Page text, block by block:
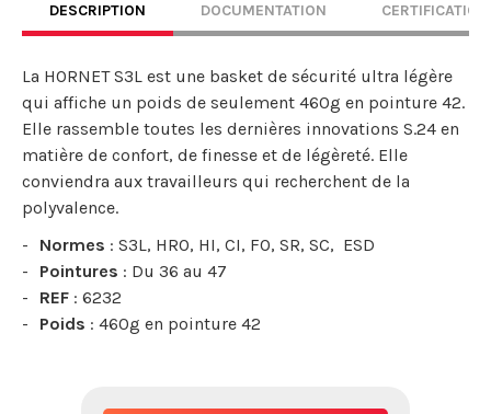
DESCRIPTION DOCUMENTATION CERTIFICATION
La HORNET S3L est une basket de sécurité ultra légère
qui affiche un poids de seulement 460g en pointure 42.
Elle rassemble toutes les dernières innovations S.24 en
matière de confort, de finesse et de légèreté. Elle
conviendra aux travailleurs qui recherchent de la
polyvalence.
Normes : S3L, HRO, HI, CI, FO, SR, SC, ESD
Pointures : Du 36 au 47
REF : 6232
Poids : 460g en pointure 42